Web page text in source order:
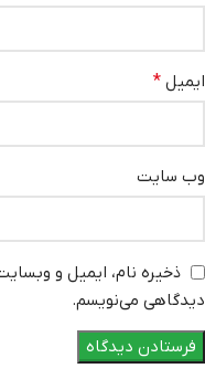
ایمیل *
وب‌ سایت
ذخیره نام، ایمیل و
دیدگاهی می‌نویسم.